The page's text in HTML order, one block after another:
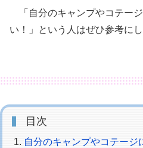
「自分のキャンプやコテー
い！」という人はぜひ参考にし
目次
自分のキャンプやコテージ